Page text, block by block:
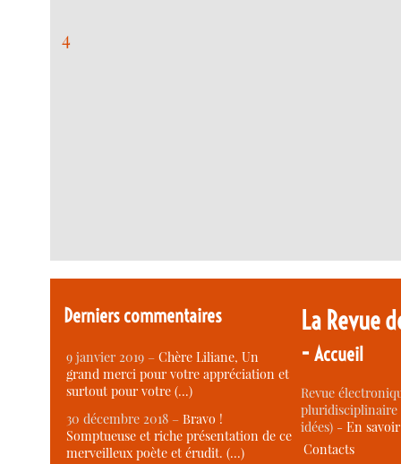
4
Derniers commentaires
9 janvier 2019 –Chère Liliane, Un
grand merci pour votre appréciation et
surtout pour votre (…)
30 décembre 2018 –Bravo !
Somptueuse et riche présentation de ce
merveilleux poète et érudit. (…)
La Revue
-Accueil
Revue
idées) -En
Contacts